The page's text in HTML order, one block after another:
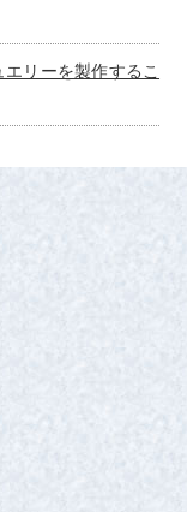
リーを製作するこ